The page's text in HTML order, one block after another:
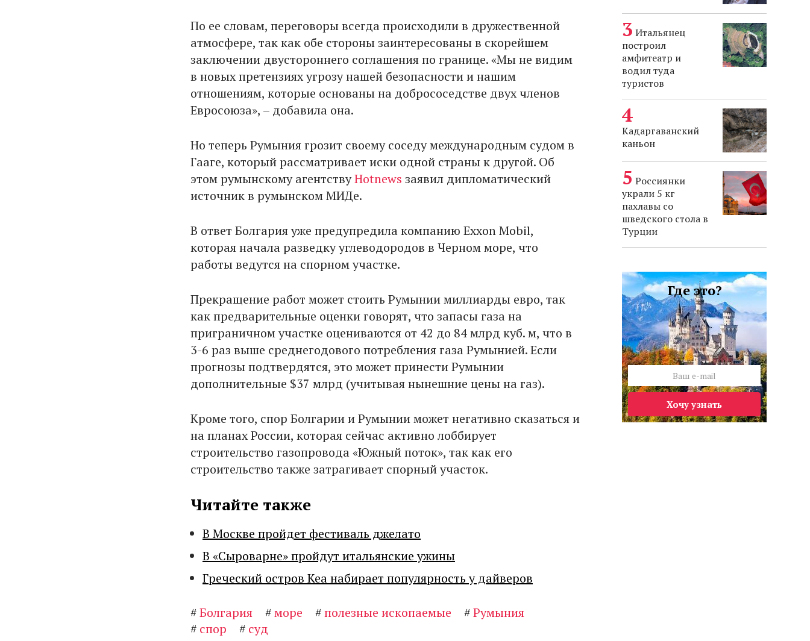
По ее словам, переговоры всегда происходили в дружественной
атмосфере, так как обе стороны заинтересованы в скорейшем
заключении двустороннего соглашения по границе. «Мы не видим
в новых претензиях угрозу нашей безопасности и нашим
отношениям, которые основаны на добрососедстве двух членов
Евросоюза», – добавила она.
Но теперь Румыния грозит своему соседу международным судом в
Гааге, который рассматривает иски одной страны к другой. Об
этом румынскому агентствуHotnews заявил дипломатический
источник в румынском МИДе.
В ответ Болгария уже предупредила компанию Exxon Mobil,
которая начала разведку углеводородов в Черном море, что
работы ведутся на спорном участке.
Прекращение работ может стоить Румынии миллиарды евро, так
как предварительные оценки говорят, что запасы газа на
приграничном участке оцениваются от 42 до 84 млрд куб. м, что в
3-6 раз выше среднегодового потребления газа Румынией. Если
прогнозы подтвердятся, это может принести Румынии
дополнительные $37 млрд (учитывая нынешние цены на газ).
Кроме того, спор Болгарии и Румынии может негативно сказаться и
на планах России, которая сейчас активно лоббирует
строительство газопровода «Южный поток», так как его
строительство также затрагивает спорный участок.
Читайте также
В Москве пройдет фестиваль джелато
В «Сыроварне» пройдут итальянские ужины
Греческий остров Кеа набирает популярность у дайверов
#Болгария #море #полезные ископаемые #Румыния
# спор # суд
Итальянец
построил
амфитеатр и
водил туда
туристов
Кадаргаванский
каньон
Россиянки
украли 5 кг
пахлавы со
шведского стола в
Турции
Где это?
Хочу узнать